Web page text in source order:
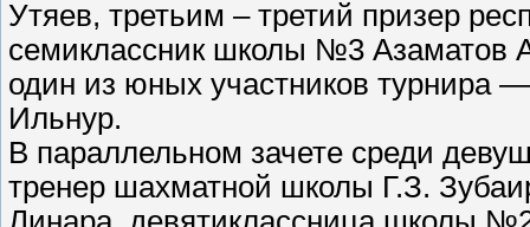
Утяев, третьим – третий призер
семиклассник школы №3 Азаматов
один из юных участников турнира
Ильнур.
В параллельном зачете среди
тренер шахматной школы Г.З.